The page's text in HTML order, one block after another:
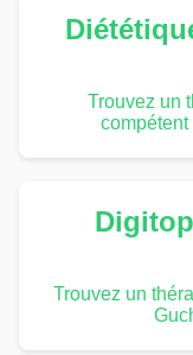
Trouvez un
Trouvez un